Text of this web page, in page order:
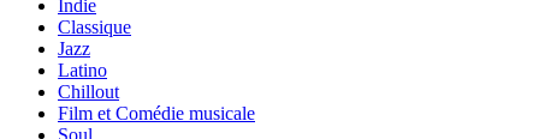
Indie
Classique
Jazz
Latino
Chillout
Film et Comédie musicale